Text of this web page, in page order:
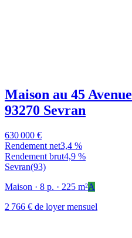
Maison au 45
93270 Sevran
630 000 €
Rendement net3,4 %
Rendement brut4,9 %
Sevran(93)
Maison · 8 p. · 225 m²A
2 766 € de loyer mensuel